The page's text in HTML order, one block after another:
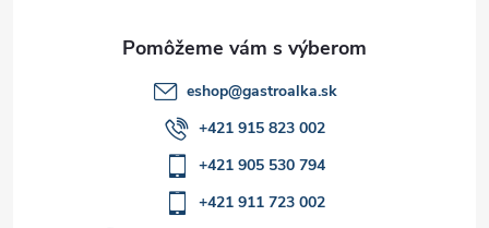
eshop@gastroalka.sk
+421 915 823 002
+421 905 530 794
+421 911 723 002